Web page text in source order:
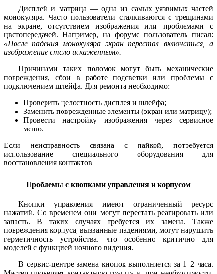
Дисплей и матрица — одна из самых уязвимых частей
монокуляра. Часто пользователи сталкиваются с трещинами
на экране, отсутствием изображения или проблемами с
цветопередачей. Например, на форуме пользователь писал:
«После падения монокуляра экран перестал включаться, а
изображение стало искаженным».
Причинами таких поломок могут быть механические
повреждения, сбои в работе подсветки или проблемы с
подключением шлейфа. Для ремонта необходимо:
Проверить целостность дисплея и шлейфа;
Заменить поврежденные элементы (экран или матрицу);
Провести настройку изображения через сервисное
меню.
Если неисправность связана с пайкой, потребуется
использование специального оборудования для
восстановления контактов.
Проблемы с кнопками управления и корпусом
Кнопки управления имеют ограниченный ресурс
нажатий. Со временем они могут перестать реагировать или
запасть. В таких случаях требуется их замена. Также
повреждения корпуса, вызванные падениями, могут нарушить
герметичность устройства, что особенно критично для
моделей с функцией ночного видения.
В сервис-центре замена кнопок выполняется за 1–2 часа.